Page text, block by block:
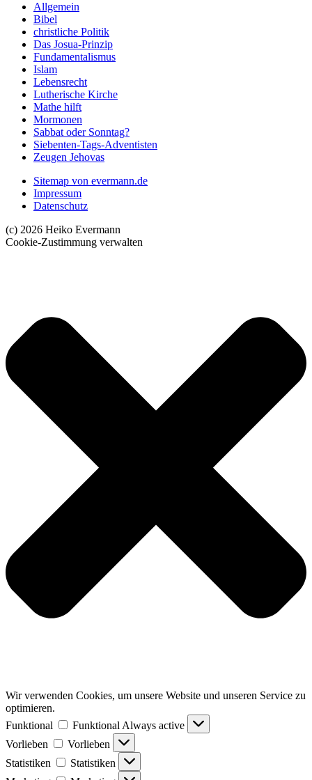
Allgemein
Bibel
christliche Politik
Das Josua-Prinzip
Fundamentalismus
Islam
Lebensrecht
Lutherische Kirche
Mathe hilft
Mormonen
Sabbat oder Sonntag?
Siebenten-Tags-Adventisten
Zeugen Jehovas
Sitemap von evermann.de
Impressum
Datenschutz
(c) 2026 Heiko Evermann
Cookie-Zustimmung verwalten
Wir verwenden Cookies, um unsere Website und unseren Service zu
optimieren.
Funktional
Funktional Always active
Vorlieben
Vorlieben
Statistiken
Statistiken